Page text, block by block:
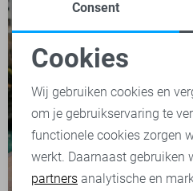
-50%
Noodzakelijke cookies
Personalisatie cookies
Analytische cookies
Consent
Cookies
Wij gebruiken cookies en
om je gebruikservaring te
functionele cookies zorgen
werkt. Daarnaast gebruiken
partners analytische en